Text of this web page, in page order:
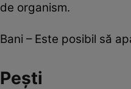
de organism.
Bani – Este posibil să
Pești